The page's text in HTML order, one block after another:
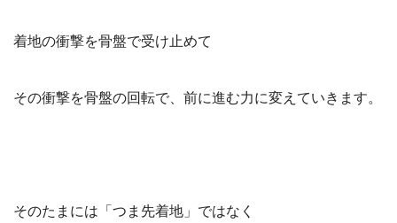
着地の衝撃を骨盤で受け止めて
その衝撃を骨盤の回転で、前に進む力に変えていきます。
そのたまには「つま先着地」ではなく